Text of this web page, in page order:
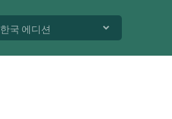
한국 에디션